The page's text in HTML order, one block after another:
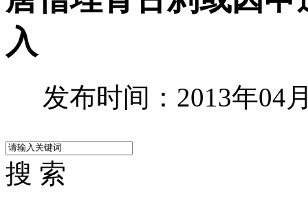
入
发布时间：2013年04
搜 索